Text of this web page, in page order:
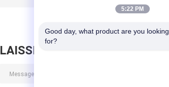
LAISSEZ UN MESSAGE
5:22 PM
Good day, what product are you looking
for?